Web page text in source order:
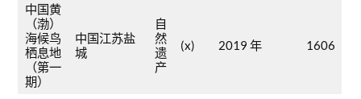
中国黄
（渤）
海候鸟
栖息地
（第一
期）
中国江苏盐
城
自
然
遗
产
(x) 2019 年 1606